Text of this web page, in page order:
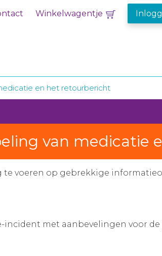
Winkelwagentje
en het retourbericht
van medicatie
voeren op gebrekkige
met aanbevelingen voor